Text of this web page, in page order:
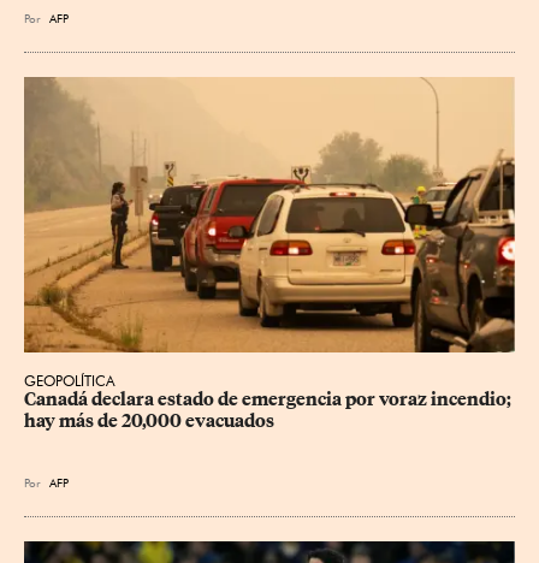
Por AFP
GEOPOLÍTICA
Canadá declara estado de emergencia por voraz incendio;
hay más de 20,000 evacuados
Por AFP